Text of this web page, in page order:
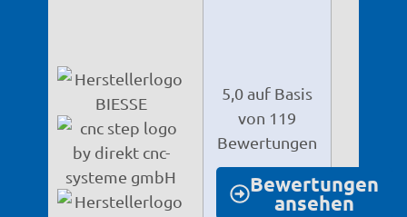
5,0 auf Basis
von 119
Bewertungen
Bewertungen
ansehen